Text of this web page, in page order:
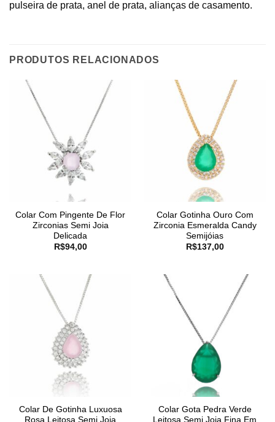
pulseira de prata, anel de prata, alianças de casamento.
PRODUTOS RELACIONADOS
Colar Com Pingente De Flor
Zirconias Semi Joia
Delicada
R$94,00
Colar Gotinha Ouro Com
Zirconia Esmeralda Candy
Semijóias
R$137,00
Colar De Gotinha Luxuosa
Rosa Leitosa Semi Joia
Colar Gota Pedra Verde
Leitosa Semi Joia Fina Em